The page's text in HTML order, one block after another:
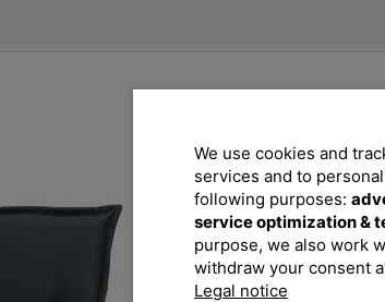
We use cookies and
services and to
following purposes:
service optimization &
purpose, we also work
withdraw your consent
Legal notice